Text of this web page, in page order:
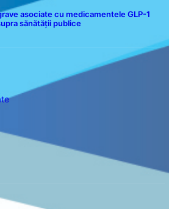
asociate cu medicamentele GLP-1
sănătății publice